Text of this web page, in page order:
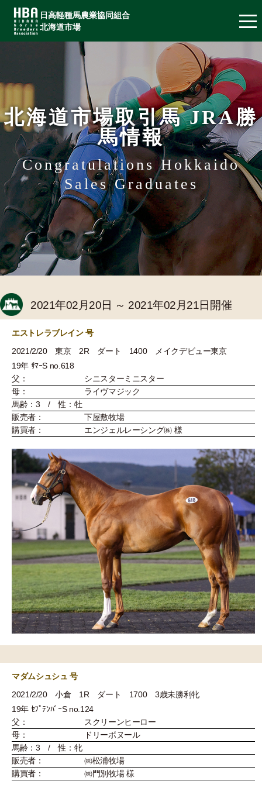
日高軽種馬農業協同組合
北海道市場
北海道市場取引馬 JRA勝
馬情報
Congratulations Hokkaido
Sales Graduates
2021年02月20日 ～ 2021年02月21日開催
エストレラブレイン 号
2021/2/20 東京 2R ダート 1400 メイクデビュー東京
19年 ｻﾏｰS no.618
父：
シニスターミニスター
母：
ライヴマジック
馬齢：3 / 性：牡
販売者：
下屋敷牧場
購買者：
エンジェルレーシング㈱ 様
マダムシュシュ 号
2021/2/20 小倉 1R ダート 1700 3歳未勝利牝
19年 ｾﾌﾟﾃﾝﾊﾞｰS no.124
父：
スクリーンヒーロー
母：
ドリーボヌール
馬齢：3 / 性：牝
販売者：
㈱松浦牧場
購買者：
㈱門別牧場 様